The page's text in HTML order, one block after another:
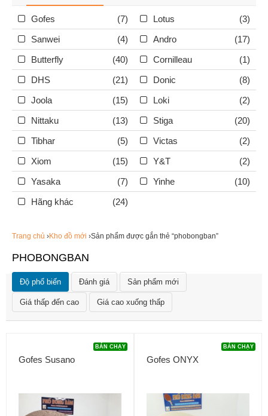
Gofes (7) Lotus
(3)
Sanwei
(4) Andro
(17)
Butterfly
(40) Cornilleau
(1)
DHS
(21) Donic
(8)
Joola
(15) Loki
(2)
Nittaku
(13) Stiga
(20)
Tibhar
(5) Victas
(2)
Xiom
(15) Y&T
(2)
Yasaka
(7) Yinhe
(10)
Hãng khác
(24)
Trang chủ ›Kho đồ mới ›Sản phẩm được gắn thẻ “phobongban”
PHOBONGBAN
Độ phổ biến Đánh giá Sản phẩm mới
Giá thấp đến cao Giá cao xuống thấp
Gofes Susano
BÁN CHẠY
Gofes ONYX
BÁN CHẠY